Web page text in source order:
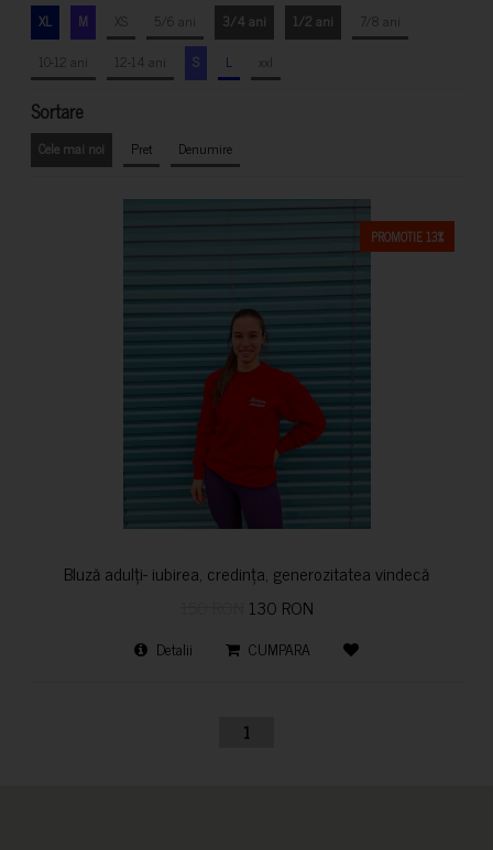
XL M XS 5/6 ani 3/4 ani 1/2 ani
7/8 ani
10-12 ani
12-14 ani S L xxl
Sortare
Cele mai noi Pret Denumire
PROMOTIE 13%
Bluză adulți- iubirea, credința, generozitatea vindecă
130 RON
Detalii CUMPARA
1